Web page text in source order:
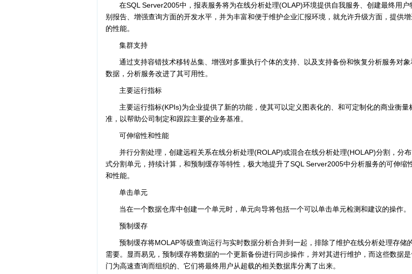
在SQL Server2005中，报表服务将为在线分析处理(OLAP)环境提供自我服务、创建最终用户
别报告、增强查询方面的开发水平，并为丰富和便于维护企业汇报环境，就允许升级方面，提供
的性能。
集群支持
通过支持容错技术移转丛集、增强对多重执行个体的支持、以及支持备份和恢复分析服务对象
数据，分析服务改进了其可用性。
主要运行指标
主要运行指标(KPIs)为企业提供了新的功能，使其可以定义图表化的、和可定制化的商业衡量
准，以帮助公司制定和跟踪主要的业务基准。
可伸缩性和性能
并行分割处理，创建远程关系在线分析处理(ROLAP)或混合在线分析处理(HOLAP)分割，分布
式分割单元，持续计算，和预制缓存等特性，极大地提升了SQL Server2005中分析服务的可伸缩
和性能。
单击单元
当在一个数据仓库中创建一个单元时，单元向导将包括一个可以单击单元检测和建议的操作。
预制缓存
预制缓存将MOLAP等级查询运行与实时数据分析合并到一起，排除了维护在线分析处理存储
需要。显而易见，预制缓存将数据的一个更新备份进行同步操作，并对其进行维护，而这些数据
门为高速查询而组织的、它们将最终用户从超载的相关数据库分离了出来。